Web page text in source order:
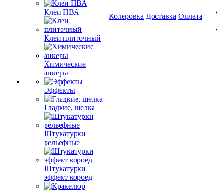
Клеи ПВА
Клеи плиточный
Химические
анкеры
Эффекты
Гладкие, шелка
Штукатурки
рельефные
Штукатурки
эффект короед
Колеровка Доставка Оплата